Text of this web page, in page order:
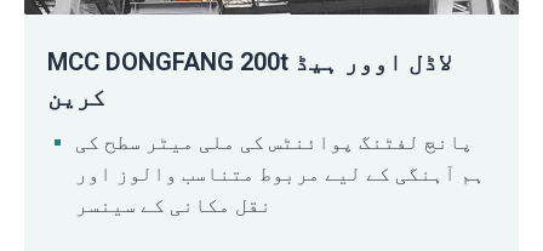
MCC DONGFANG 200t لاڈل اوور ہیڈ
کرین
پانچ لفٹنگ پوائنٹس کی ملی میٹر سطح کی
ہم آہنگی کے لیے مربوط متناسب والوز اور
نقل مکانی کے سینسر